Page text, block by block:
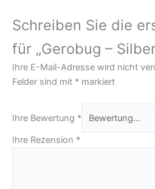
Schreiben Sie die
für „Gerobug –
Ihre E-Mail-Adresse wird nicht
Felder sind mit * markiert
Ihre Bewertung *
Ihre Rezension *